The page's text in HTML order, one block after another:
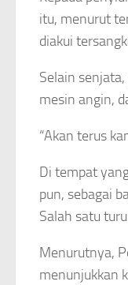
itu, menurut
diakui
Selain
mesin angin,
“Akan terus
Di tempat
pun, sebagai
Salah satu
Menurutnya,
menunjukkan